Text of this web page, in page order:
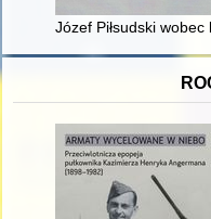
Józef Piłsudski wobec